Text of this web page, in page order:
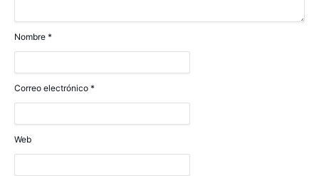
Nombre *
Correo electrónico *
Web